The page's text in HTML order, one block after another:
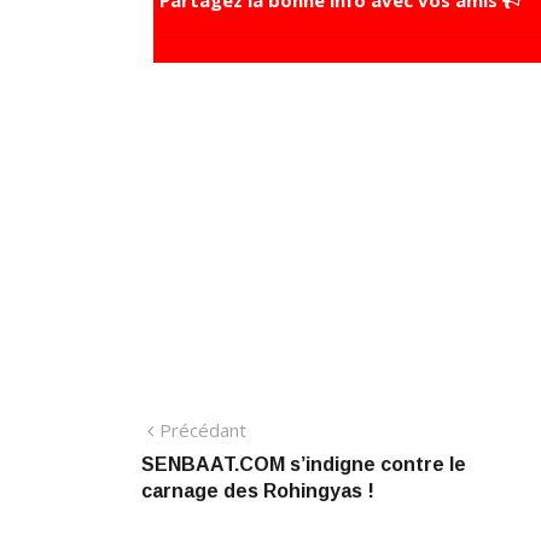
Navigation
de
PrécédantPrécédant:
SENBAAT.COM s’indigne contre le
carnage des Rohingyas !